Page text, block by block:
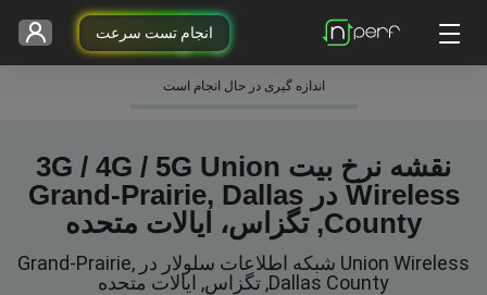
انجام تست سرعت
اندازه گیری در حال انجام است
نقشه نرخ بیت 3G / 4G / 5G Union
Wireless در Grand-Prairie, Dallas
County, تگزاس، ایالات متحده
Union Wireless شبکه اطلاعات سلولار در Grand-Prairie,
Dallas County, تگزاس, ایالات متحده